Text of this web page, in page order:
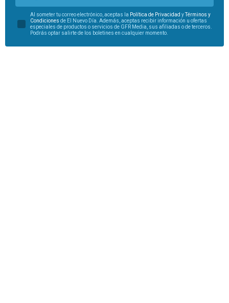
Al someter tu correo electrónico, aceptas la Política de Privacidad yTérminos y
Condiciones de El Nuevo Día. Además, aceptas recibir información u ofertas
especiales de productos o servicios de GFR Media, sus afiliadas o de terceros.
Podrás optar salirte de los boletines en cualquier momento.